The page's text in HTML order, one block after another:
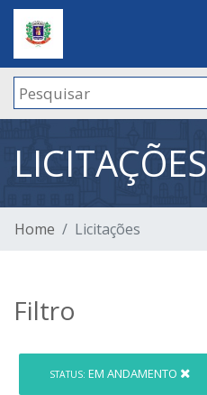
LICITAÇÕES
Home Licitações
Filtro
STATUS: EM ANDAMENTO